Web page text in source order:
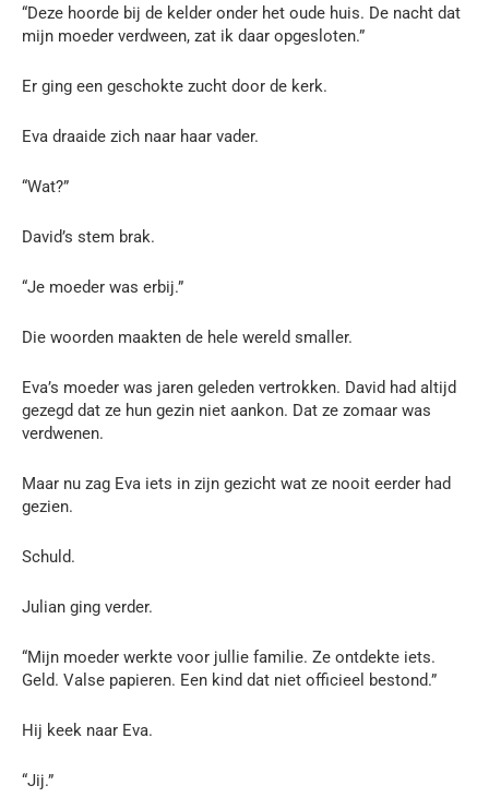
“Deze hoorde bij de kelder onder het oude huis. De nacht dat
mijn moeder verdween, zat ik daar opgesloten.”
Er ging een geschokte zucht door de kerk.
Eva draaide zich naar haar vader.
“Wat?”
David’s stem brak.
“Je moeder was erbij.”
Die woorden maakten de hele wereld smaller.
Eva’s moeder was jaren geleden vertrokken. David had altijd
gezegd dat ze hun gezin niet aankon. Dat ze zomaar was
verdwenen.
Maar nu zag Eva iets in zijn gezicht wat ze nooit eerder had
gezien.
Schuld.
Julian ging verder.
“Mijn moeder werkte voor jullie familie. Ze ontdekte iets.
Geld. Valse papieren. Een kind dat niet officieel bestond.”
Hij keek naar Eva.
“Jij.”